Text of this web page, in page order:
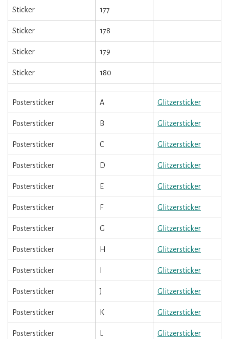
Sticker 177
Sticker 178
Sticker 179
Sticker 180
Postersticker A Glitzersticker
Postersticker B Glitzersticker
Postersticker C Glitzersticker
Postersticker D Glitzersticker
Postersticker E Glitzersticker
Postersticker F Glitzersticker
Postersticker G Glitzersticker
Postersticker H Glitzersticker
Postersticker Glitzersticker
Postersticker J Glitzersticker
Postersticker K Glitzersticker
Postersticker Glitzersticker